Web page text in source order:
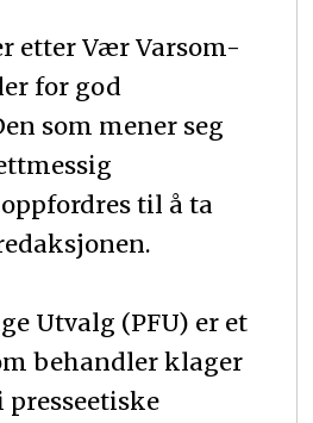
etter Vær Varsom-
for god
som mener seg
til å ta
Utvalg (PFU) er et
behandler klager
presseetiske